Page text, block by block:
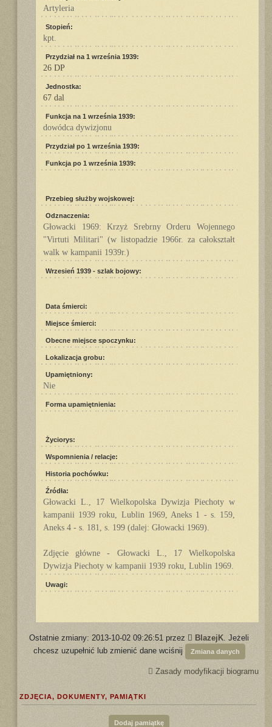
Artyleria
Stopień:
kpt.
Przydział na 1 września 1939:
26 DP
Jednostka:
67 dal
Funkcja na 1 września 1939:
dowódca dywizjonu
Przydział po 1 września 1939:
Funkcja po 1 września 1939:
Przebieg służby wojskowej:
Odznaczenia:
Głowacki 1969: Krzyż Srebrny Orderu Wojennego
"Virtuti Militari" (w listopadzie 1966r. za całokształt
walk w kampanii 1939r.)
Wrzesień 1939 - szlak bojowy:
Data śmierci:
Miejsce śmierci:
Obecne miejsce spoczynku:
Lokalizacja grobu:
Upamiętniony:
Nie
Forma upamiętnienia:
Życiorys:
Wspomnienia / relacje:
Historia pochówku:
Źródła:
Głowacki L., 17 Wielkopolska Dywizja Piechoty w
kampanii 1939 roku, Lublin 1969, Aneks 1 - s. 159,
Aneks 4 - s. 181, s. 199 (dalej: Głowacki 1969).
Zdjęcie główne - Głowacki L., 17 Wielkopolska
Dywizja Piechoty w kampanii 1939 roku, Lublin 1969.
Uwagi:
Ostatnie zmiany: 2013-10-02 09:26:51 przez BlazejK. Jeżeli
chcesz uzupełnić lub zmienić dane wciśnij
Zmiana danych
Zasady modyfikacji biogramu
ZDJĘCIA, DOKUMENTY, PAMIĄTKI
Dodaj pamiątkę